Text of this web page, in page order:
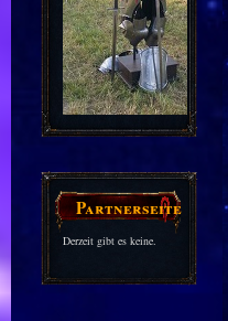
Partnerseiten
Derzeit gibt es keine.